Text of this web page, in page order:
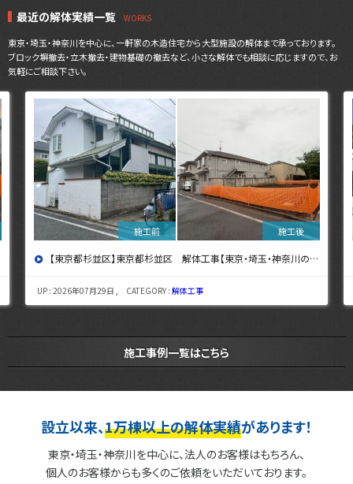
最近の解体実績一覧
東京・埼玉・神奈川を中心に、一軒家の木造住宅から大型施設の解体まで承っております。
ブロック塀撤去・立木撤去・建物基礎の撤去など、小さな解体でも相談に応じますので、お
気軽にご相談下さい。
【東京都杉並区】東京都杉並区 解体工事【東京・埼玉・神奈川の解体工事なら東央建設へ】
UP : 2026年07月29日 , CATEGORY :解体工事
施工事例一覧はこちら
設立以来、1万棟以上の解体実績があります！
東京・埼玉・神奈川を中心に、法人のお客様はもちろん、
個人のお客様からも多くのご依頼をいただいております。